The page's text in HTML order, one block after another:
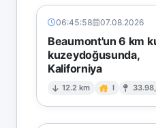
06:45:58 07.08.2026
Beaumont'un 6 km
kuzeydoğusunda,
Kaliforniya
12.2 km I